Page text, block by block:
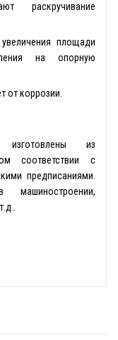
раскручивание
площади
на опорную
от коррозии.
из
соответствии с
предписаниями.